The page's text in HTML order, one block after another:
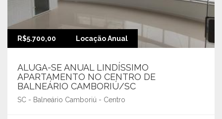
R$5.700,00 Locação Anual
ALUGA-SE ANUAL LINDÍSSIMO
APARTAMENTO NO CENTRO DE
BALNEÁRIO CAMBORIÚ/SC
SC - Balneário Camboriú - Centro